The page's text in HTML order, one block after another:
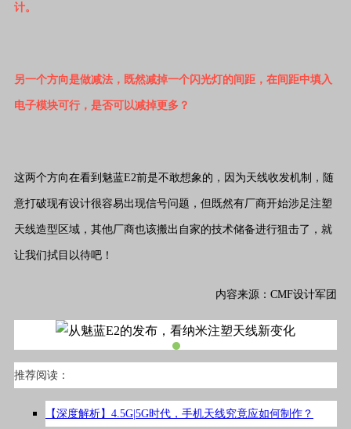
计。
另一个方向是做减法，既然减掉一个闪光灯的间距，在间距中填入
电子模块可行，是否可以减掉更多？
这两个方向在看到魅蓝E2前是不敢想象的，因为天线收发机制，随
意打破现有设计很容易出现信号问题，但既然有厂商开始涉足注塑
天线造型区域，其他厂商也该搬出自家的技术储备进行狙击了，就
让我们拭目以待吧！
内容来源：CMF设计军团
推荐阅读：
【深度解析】4.5G|5G时代，手机天线究竟应如何制作？